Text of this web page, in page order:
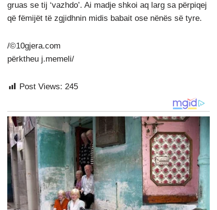
gruas se tij ‘vazhdo’. Ai madje shkoi aq larg sa përpiqej
që fëmijët të zgjidhnin midis babait ose nënës së tyre.
/©10gjera.com
përktheu j.memeli/
Post Views: 245